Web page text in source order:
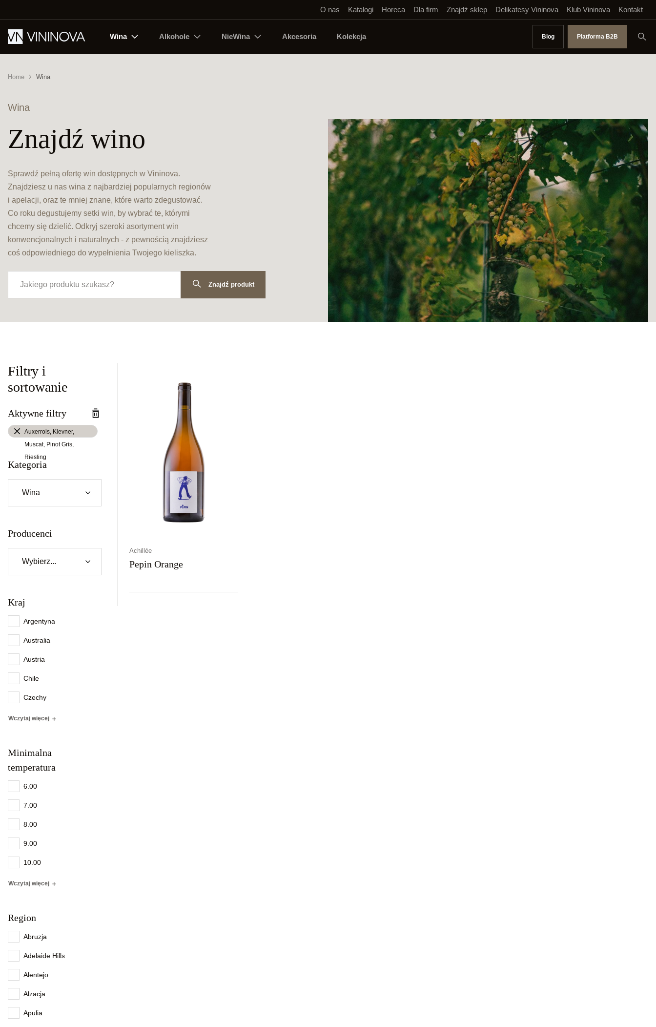
O nas Katalogi Horeca Dla firm Znajdź sklep Delikatesy Vininova Klub Vininova Kontakt
Wina Alkohole NieWina Akcesoria Kolekcja Blog Platforma B2B
Home Wina
Wina
Znajdź wino
Sprawdź pełną ofertę win dostępnych w Vininova.
Znajdziesz u nas wina z najbardziej popularnych regionów
i apelacji, oraz te mniej znane, które warto zdegustować.
Co roku degustujemy setki win, by wybrać te, którymi
chcemy się dzielić. Odkryj szeroki asortyment win
konwencjonalnych i naturalnych - z pewnością znajdziesz
coś odpowiedniego do wypełnienia Twojego kieliszka.
Znajdź produkt
Filtry i
sortowanie
Aktywne filtry
Auxerrois, Klevner,
Muscat, Pinot Gris,
Riesling
Kategoria
Producenci
Kraj
Argentyna
Australia
Austria
Chile
Czechy
Wczytaj więcej
Minimalna
temperatura
6.00
7.00
8.00
9.00
10.00
Wczytaj więcej
Region
Abruzja
Adelaide Hills
Alentejo
Alzacja
Apulia
Achillée
Pepin Orange